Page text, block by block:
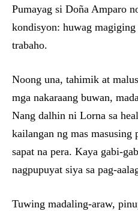
Pumayag si Doña Amparo
kondisyon: huwag magiging
trabaho.
Noong una, tahimik at
mga nakaraang buwan,
Nang dalhin ni Lorna sa
kailangan ng mas masusing
sapat na pera. Kaya gabi-
nagpupuyat siya sa pag-
Tuwing madaling-araw,